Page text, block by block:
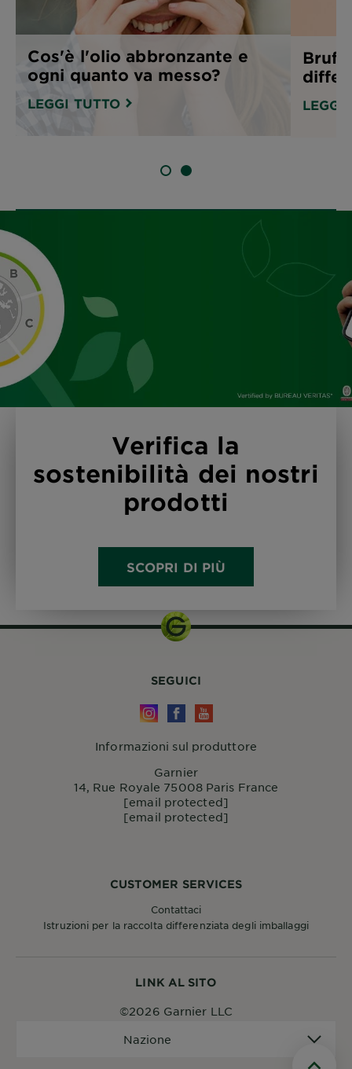
Cos'è l'olio abbronzante e
ogni quanto va messo?
LEGGI TUTTO LEGGI
SLIDE 1SLIDE 2
Verifica la
sostenibilità dei nostri
prodotti
SCOPRI DI PIÙ
LINK AL SITO
Nazione
©2026 Garnier LLC
CUSTOMER SERVICES
Contattaci
Istruzioni per la raccolta differenziata degli imballaggi
SEGUICI
Informazioni sul produttore
Garnier
14, Rue Royale 75008 Paris France
[email protected]
[email protected]